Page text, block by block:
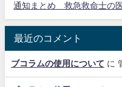
通知まとめ 救急救命士の
最近のコメント
ブコラムの使用について に